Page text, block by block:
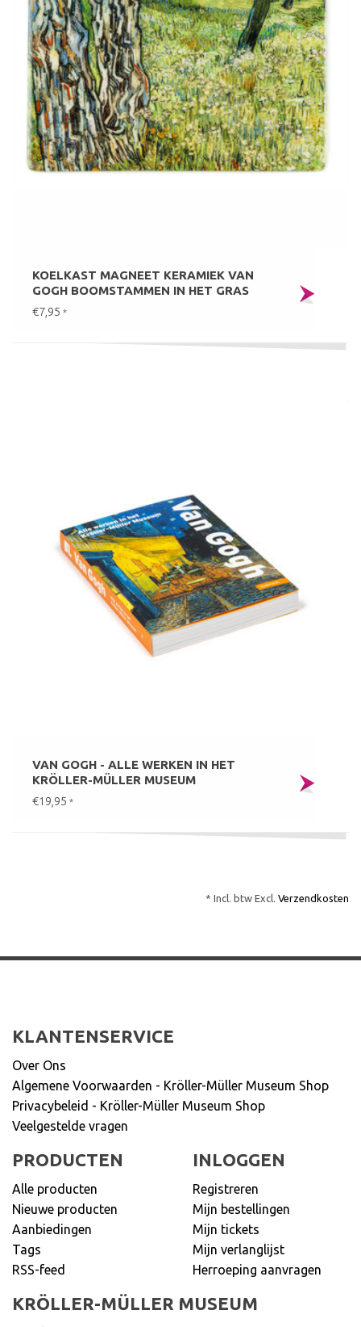
KOELKAST MAGNEET KERAMIEK VAN
GOGH BOOMSTAMMEN IN HET GRAS
€7,95 *
VAN GOGH - ALLE WERKEN IN HET
KRÖLLER-MÜLLER MUSEUM
€19,95 *
* Incl. btw Excl. Verzendkosten
KLANTENSERVICE
Over Ons
Algemene Voorwaarden - Kröller-Müller Museum Shop
Privacybeleid - Kröller-Müller Museum Shop
Veelgestelde vragen
PRODUCTEN
Alle producten
Nieuwe producten
Aanbiedingen
Tags
RSS-feed
INLOGGEN
Registreren
Mijn bestellingen
Mijn tickets
Mijn verlanglijst
Herroeping aanvragen
KRÖLLER-MÜLLER MUSEUM